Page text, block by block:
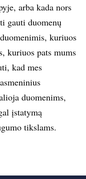
arba kada nors
gauti duomenų
kuriuos
kuriuos pats mums
kad mes
duomenims,
įstatymą
tikslams.